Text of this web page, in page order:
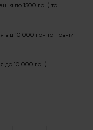
до 1500 грн) та
від 10 000 грн та повній
до 10 000 грн)